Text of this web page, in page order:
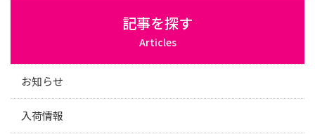
記事を探す
Articles
お知らせ
入荷情報